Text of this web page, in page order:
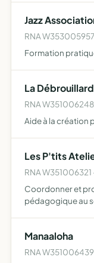
dans…
Jazz
RNA W353005957
Formation
La
RNA W351006248
Aide à la création
Les P'tits
RNA W351006321
Coordonner et
pédagogique au
Manaaloha
RNA